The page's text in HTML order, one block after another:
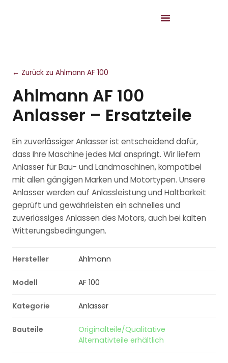
← Zurück zu Ahlmann AF 100
Ahlmann AF 100
Anlasser – Ersatzteile
Ein zuverlässiger Anlasser ist entscheidend dafür,
dass Ihre Maschine jedes Mal anspringt. Wir liefern
Anlasser für Bau- und Landmaschinen, kompatibel
mit allen gängigen Marken und Motortypen. Unsere
Anlasser werden auf Anlassleistung und Haltbarkeit
geprüft und gewährleisten ein schnelles und
zuverlässiges Anlassen des Motors, auch bei kalten
Witterungsbedingungen.
Hersteller Ahlmann
Modell AF 100
Kategorie Anlasser
Bauteile
Originalteile/Qualitative
Alternativteile erhältlich